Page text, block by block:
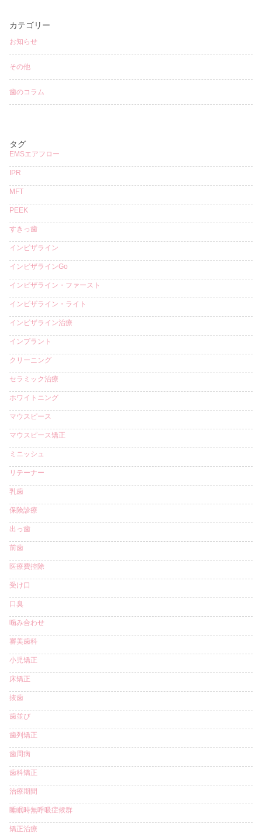
カテゴリー
お知らせ
その他
歯のコラム
タグ
EMSエアフロー
IPR
MFT
PEEK
すきっ歯
インビザライン
インビザラインGo
インビザライン・ファースト
インビザライン・ライト
インビザライン治療
インプラント
クリーニング
セラミック治療
ホワイトニング
マウスピース
マウスピース矯正
ミニッシュ
リテーナー
乳歯
保険診療
出っ歯
前歯
医療費控除
受け口
口臭
噛み合わせ
審美歯科
小児矯正
床矯正
抜歯
歯並び
歯列矯正
歯周病
歯科矯正
治療期間
睡眠時無呼吸症候群
矯正治療